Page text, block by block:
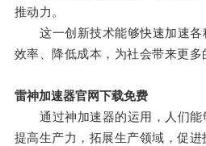
推动力。
这一创新技术能够快速加速各
效率、降低成本，为社会带来更多
雷神加速器官网下载免费
通过神加速器的运用，人们能
提高生产力，拓展生产领域，促进